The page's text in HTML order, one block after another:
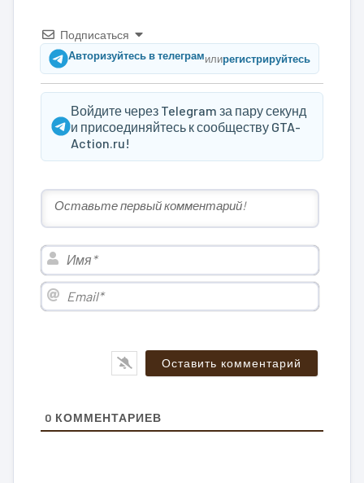
Подписаться
Авторизуйтесь в телеграмилирегистрируйтесь
Войдите через Telegram за пару секунд
и присоединяйтесь к сообществу GTA-
Action.ru!
Имя*
Email*
0 КОММЕНТАРИЕВ